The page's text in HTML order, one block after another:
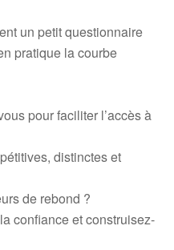
un petit questionnaire
pratique la courbe
pour faciliter l’accès à
distinctes et
de rebond ?
confiance et construisez-